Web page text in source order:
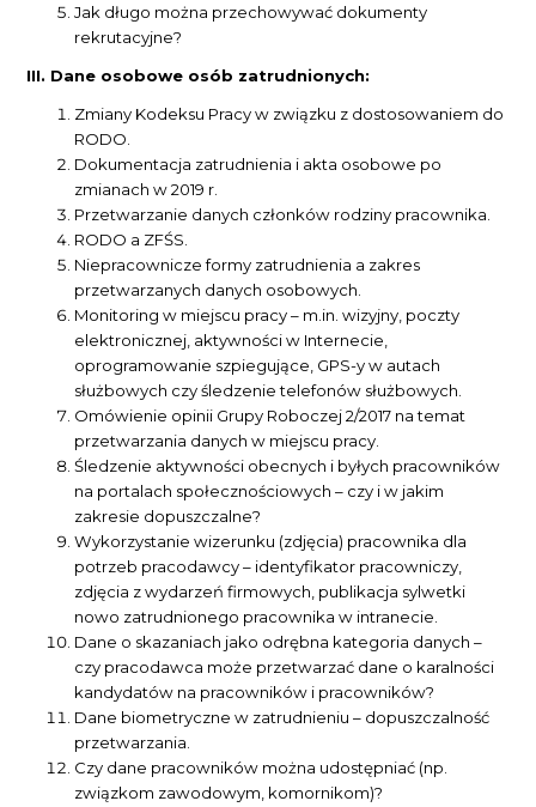
Jak długo można przechowywać dokumenty
rekrutacyjne?
III. Dane osobowe osób zatrudnionych:
Zmiany Kodeksu Pracy w związku z dostosowaniem do
RODO.
Dokumentacja zatrudnienia i akta osobowe po
zmianach w 2019 r.
Przetwarzanie danych członków rodziny pracownika.
RODO a ZFŚS.
Niepracownicze formy zatrudnienia a zakres
przetwarzanych danych osobowych.
Monitoring w miejscu pracy – m.in. wizyjny, poczty
elektronicznej, aktywności w Internecie,
oprogramowanie szpiegujące, GPS-y w autach
służbowych czy śledzenie telefonów służbowych.
Omówienie opinii Grupy Roboczej 2/2017 na temat
przetwarzania danych w miejscu pracy.
Śledzenie aktywności obecnych i byłych pracowników
na portalach społecznościowych – czy i w jakim
zakresie dopuszczalne?
Wykorzystanie wizerunku (zdjęcia) pracownika dla
potrzeb pracodawcy – identyfikator pracowniczy,
zdjęcia z wydarzeń firmowych, publikacja sylwetki
nowo zatrudnionego pracownika w intranecie.
Dane o skazaniach jako odrębna kategoria danych –
czy pracodawca może przetwarzać dane o karalności
kandydatów na pracowników i pracowników?
Dane biometryczne w zatrudnieniu – dopuszczalność
przetwarzania.
Czy dane pracowników można udostępniać (np.
związkom zawodowym, komornikom)?